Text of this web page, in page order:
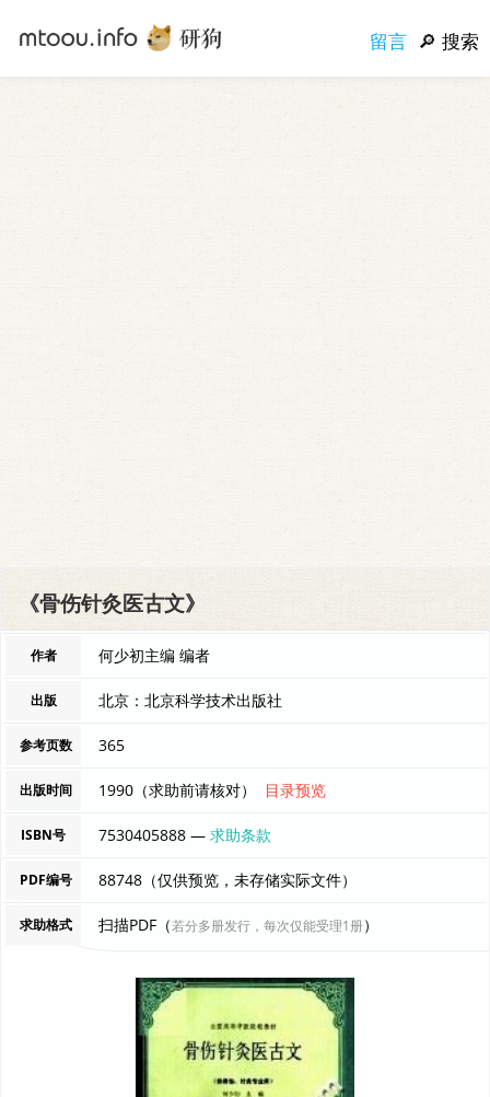
留言 搜索
《骨伤针灸医古文》
作者 何少初主编 编者
出版 北京：北京科学技术出版社
参考页数 365
出版时间 1990（求助前请核对） 目录预览
ISBN号 7530405888 —求助条款
PDF编号 88748（仅供预览，未存储实际文件）
求助格式 扫描PDF（若分多册发行，每次仅能受理1册）